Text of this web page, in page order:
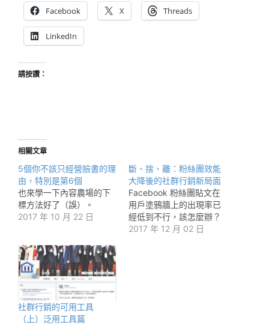
Facebook X Threads
LinkedIn
請按讚：
相關文章
5個你不該只經營臉書的理
由，特別是第6個
也來學一下內容農場的下
標方法好了（誤）。
2017 年 10 月 22 日
斷、捨、離：粉絲團效能
大降後的社群行銷新局面
Facebook 粉絲團貼文在
用戶塗鴉牆上的出現率已
經低到不行，該怎麼辦？
2017 年 12 月 02 日
社群行銷的可用工具
（上）泛用工具篇